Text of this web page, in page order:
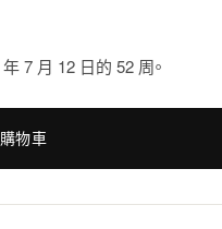
7 月 12 日的 52 周。
物車